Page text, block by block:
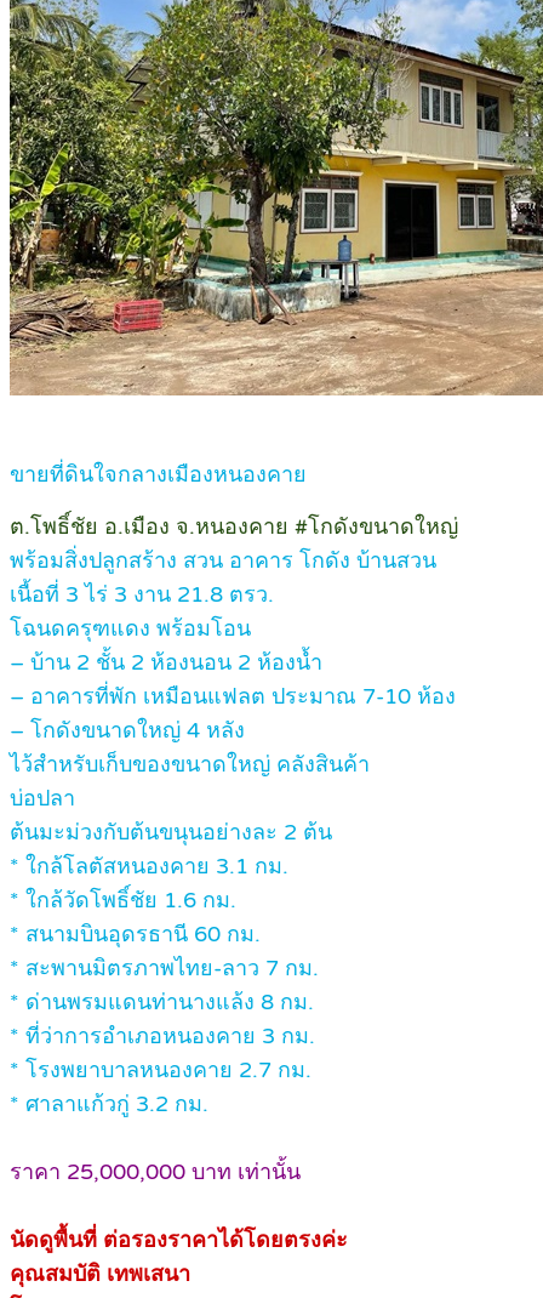
ขายที่ดินใจกลางเมืองหนองคาย
ต.โพธิ์ชัย อ.เมือง จ.หนองคาย #โกดังขนาดใหญ่
พร้อมสิ่งปลูกสร้าง สวน อาคาร โกดัง บ้านสวน
เนื้อที่ 3 ไร่ 3 งาน 21.8 ตรว.
โฉนดครุฑแดง พร้อมโอน
– บ้าน 2 ชั้น 2 ห้องนอน 2 ห้องน้ำ
– อาคารที่พัก เหมือนแฟลต ประมาณ 7-10 ห้อง
– โกดังขนาดใหญ่ 4 หลัง
ไว้สำหรับเก็บของขนาดใหญ่ คลังสินค้า
บ่อปลา
ต้นมะม่วงกับต้นขนุนอย่างละ 2 ต้น
* ใกล้โลตัสหนองคาย 3.1 กม.
* ใกล้วัดโพธิ์ชัย 1.6 กม.
* สนามบินอุดรธานี 60 กม.
* สะพานมิตรภาพไทย-ลาว 7 กม.
* ด่านพรมแดนท่านางแล้ง 8 กม.
* ที่ว่าการอำเภอหนองคาย 3 กม.
* โรงพยาบาลหนองคาย 2.7 กม.
* ศาลาแก้วกู่ 3.2 กม.
ราคา 25,000,000 บาท เท่านั้น
นัดดูพื้นที่ ต่อรองราคาได้โดยตรงค่ะ
คุณสมบัติ เทพเสนา